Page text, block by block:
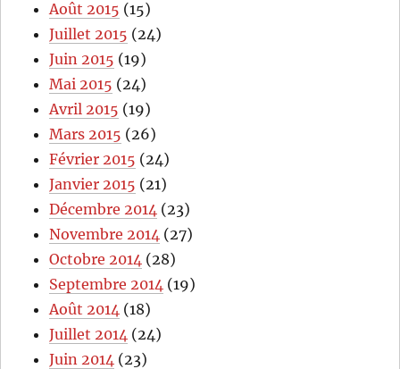
Août 2015 (15)
Juillet 2015 (24)
Juin 2015 (19)
Mai 2015 (24)
Avril 2015 (19)
Mars 2015 (26)
Février 2015 (24)
Janvier 2015 (21)
Décembre 2014 (23)
Novembre 2014 (27)
Octobre 2014 (28)
Septembre 2014 (19)
Août 2014 (18)
Juillet 2014 (24)
Juin 2014 (23)